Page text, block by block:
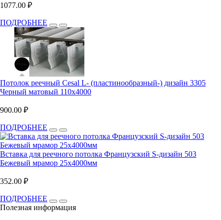
1077.00 ₽
ПОДРОБНЕЕ
Потолок реечный Cesal L- (пластинообразный-) дизайн 3305
Черный матовый 110х4000
900.00 ₽
ПОДРОБНЕЕ
Вставка для реечного потолка Французский S-дизайн 503
Бежевый мрамор 25х4000мм
352.00 ₽
ПОДРОБНЕЕ
Полезная информация